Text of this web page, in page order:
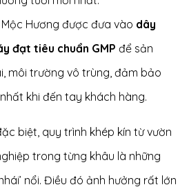
Hương được đưa vào dây
đạt tiêu chuẩn GMP để sản
môi trường vô trùng, đảm bảo
khi đến tay khách hàng.
biệt, quy trình khép kín từ vườn
trong từng khâu là những
nổi. Điều đó ảnh hưởng rất lớn